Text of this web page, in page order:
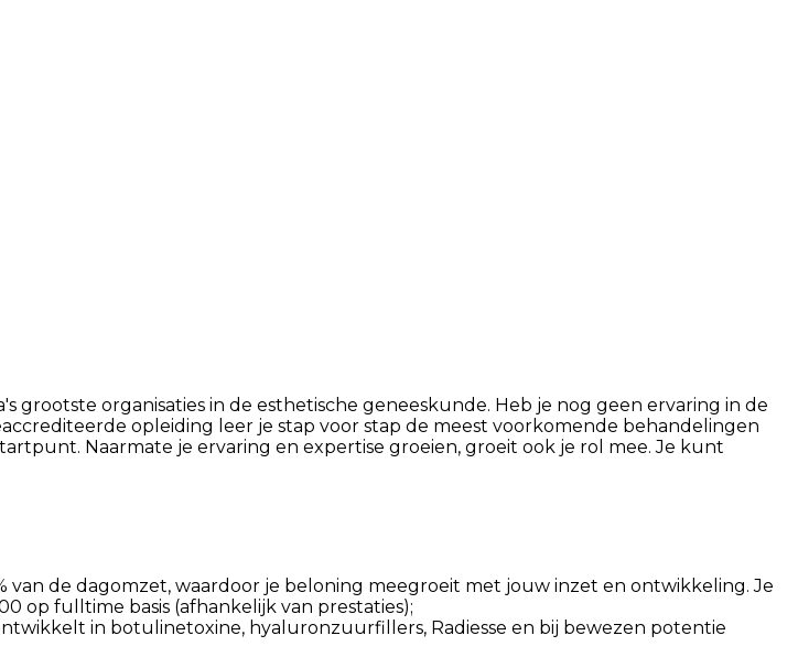
grootste organisaties in de esthetische geneeskunde. Heb je nog geen ervaring in de
opleiding leer je stap voor stap de meest voorkomende behandelingen
Naarmate je ervaring en expertise groeien, groeit ook je rol mee. Je kunt
de dagomzet, waardoor je beloning meegroeit met jouw inzet en ontwikkeling. Je
op fulltime basis (afhankelijk van prestaties);
in botulinetoxine, hyaluronzuurfillers, Radiesse en bij bewezen potentie